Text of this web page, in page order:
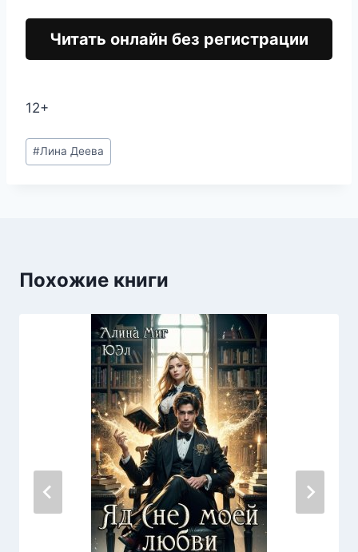
Читать онлайн без регистрации
12+
Метки
записи:
#Лина Деева
Похожие книги